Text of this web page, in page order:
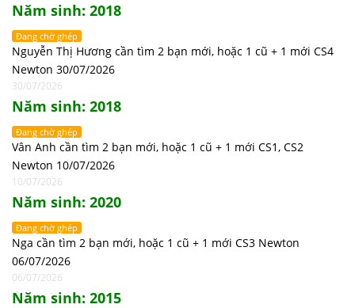
Năm sinh: 2018
Đang chờ ghép
Nguyễn Thị Hương cần tìm 2 bạn mới, hoặc 1 cũ + 1 mới CS4
Newton 30/07/2026
30/07/2026
Năm sinh: 2018
Đang chờ ghép
Vân Anh cần tìm 2 bạn mới, hoặc 1 cũ + 1 mới CS1, CS2
Newton 10/07/2026
10/07/2026
Năm sinh: 2020
Đang chờ ghép
Nga cần tìm 2 bạn mới, hoặc 1 cũ + 1 mới CS3 Newton
06/07/2026
06/07/2026
Năm sinh: 2015